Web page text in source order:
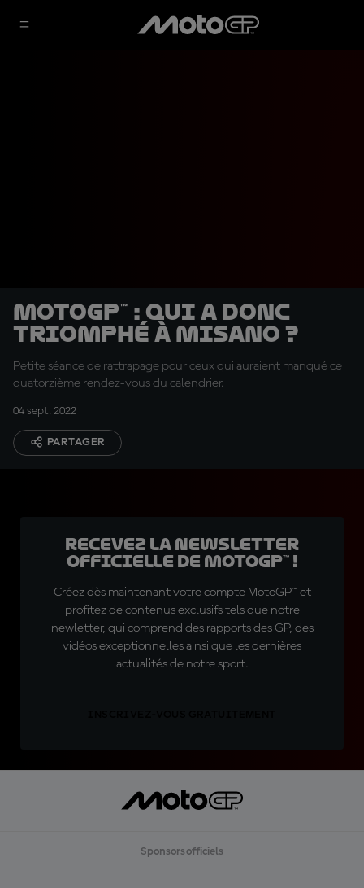
MotoGP™ : Qui a donc
triomphé à Misano ?
Petite séance de rattrapage pour ceux qui auraient manqué ce
quatorzième rendez-vous du calendrier.
04 sept. 2022
PARTAGER
Recevez la Newsletter
officielle de MotoGP™ !
Créez dès maintenant votre compte MotoGP™ et
profitez de contenus exclusifs tels que notre
newletter, qui comprend des rapports des GP, des
vidéos exceptionnelles ainsi que les dernières
actualités de notre sport.
Sponsors officiels